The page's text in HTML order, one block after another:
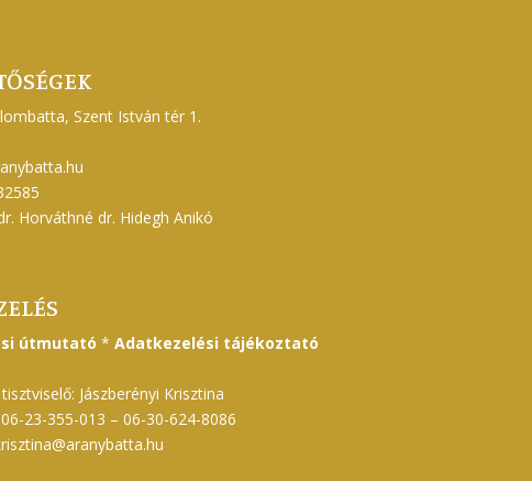
Szent István tér 1.
Horváthné dr. Hidegh Anikó
útmutató *Adatkezelési tájékoztató
Jászberényi Krisztina
23-355-013 – 06-30-624-8086